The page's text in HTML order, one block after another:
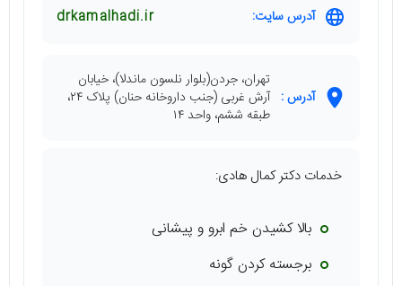
آدرس سایت: drkamalhadi.ir
آدرس :
تهران، جردن(بلوار نلسون ماندلا)، خیابان
آرش غربی (جنب داروخانه حنان) پلاک ۲۴،
طبقه ششم، واحد ۱۴
خدمات دکتر کمال هادی:
بالا کشیدن خم ابرو و پیشانی
برجسته کردن گونه